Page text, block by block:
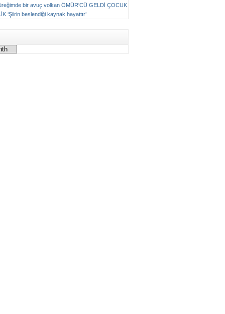
bir avuç volkan ÖMÜR'CÜ GELDİ ÇOCUK
‘Şiirin beslendiği kaynak hayattır’